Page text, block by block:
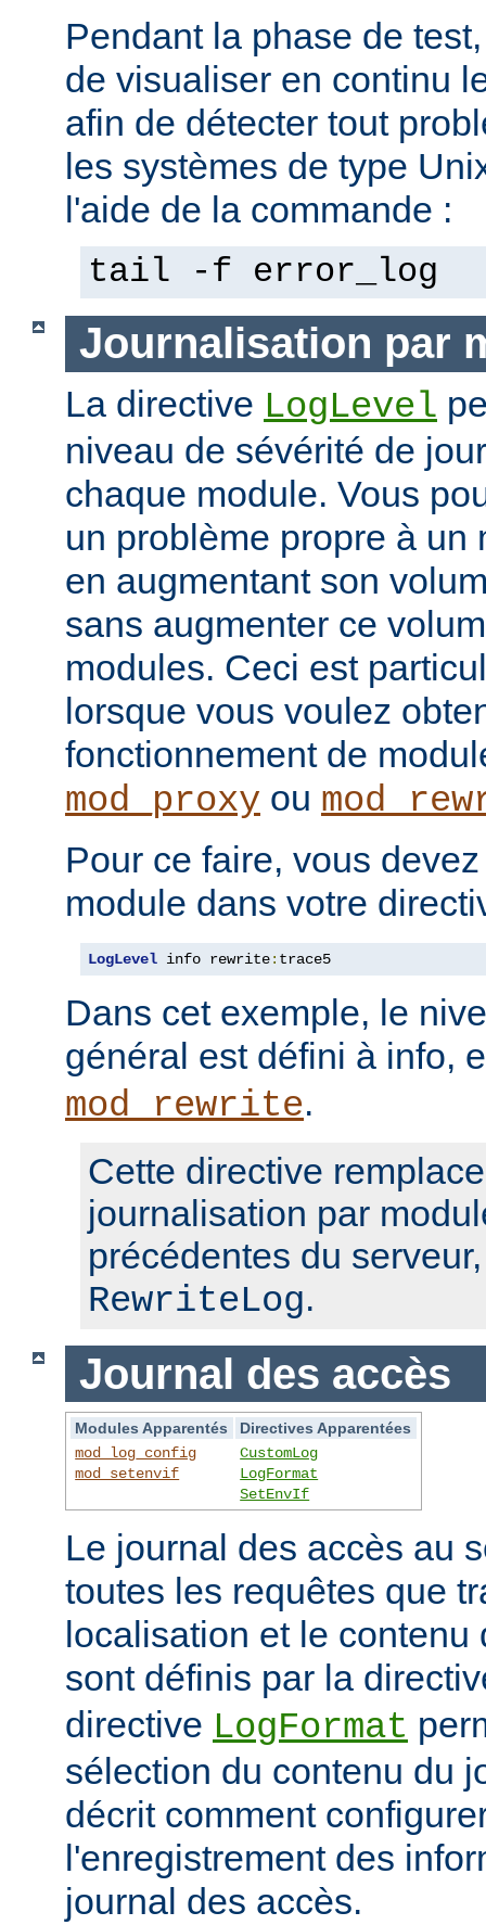
Pendant la phase de
de visualiser en continu
afin de détecter tout
les systèmes de type
l'aide de la commande :
tail -f error_log
Journalisation par
La directive LogLevel
niveau de sévérité de
chaque module. Vous
un problème propre à un
en augmentant son
sans augmenter ce
modules. Ceci est
lorsque vous voulez
fonctionnement de
mod_proxy ou
Pour ce faire, vous
module dans votre
LogLevel info rewrite: trace5
Dans cet exemple, le
général est défini à info,
mod_rewrite.
Cette directive
journalisation par
précédentes du
RewriteLog.
Journal des accès
Modules Apparentés
Directives Apparentées
mod_log_config
mod_setenvif
CustomLog
LogFormat
SetEnvIf
Le journal des accès au
toutes les requêtes que
localisation et le
sont définis par la
directive LogFormat
sélection du contenu du
décrit comment
l'enregistrement des
journal des accès.